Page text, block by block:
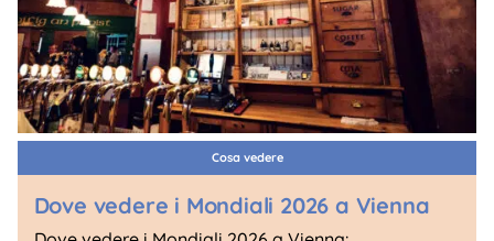
Cosa vedere
Dove vedere i Mondiali 2026 a Vienna